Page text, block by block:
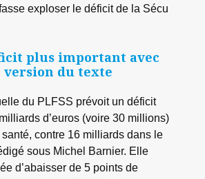
exploser le déficit de la Sécu
plus important avec
du texte
du PLFSS prévoit un déficit
d’euros (voire 30 millions)
contre 16 milliards dans le
sous Michel Barnier. Elle
d’abaisser de 5 points de